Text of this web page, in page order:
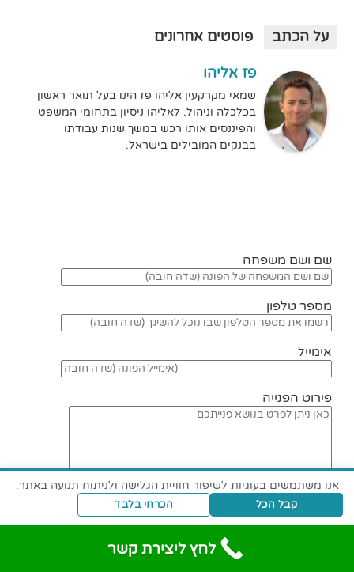
על הכתב פוסטים אחרונים
פז אליהו
שמאי מקרקעין אליהו פז הינו בעל תואר ראשון
בכלכלה וניהול. לאליהו ניסיון בתחומי המשפט
והפיננסים אותו רכש במשך שנות עבודתו
בבנקים המובילים בישראל.
שם ושם משפחה
מספר טלפון
אימייל
פירוט הפנייה
אנו משתמשים בעוגיות לשיפור חוויית הגלישה ולניתוח תנועה באתר.
קבל הכל הכרחי בלבד
לחץ ליצירת קשר